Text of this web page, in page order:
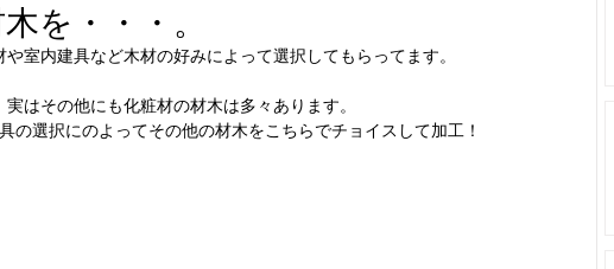
を・・・。
や室内建具など木材の好みによって選択してもらってます。
実はその他にも化粧材の材木は多々あります。
の選択にのよってその他の材木をこちらでチョイスして加工！